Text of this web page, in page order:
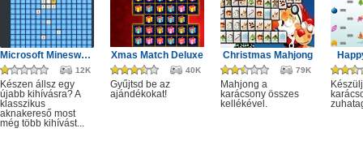
Microsoft Minesweeper
12K
Készen állsz egy
újabb kihívásra? A
klasszikus
aknakereső most
még több kihívást...
Xmas Match Deluxe
40K
Gyűjtsd be az
ajándékokat!
Christmas Mahjong
79K
Mahjong a
karácsony összes
kellékével.